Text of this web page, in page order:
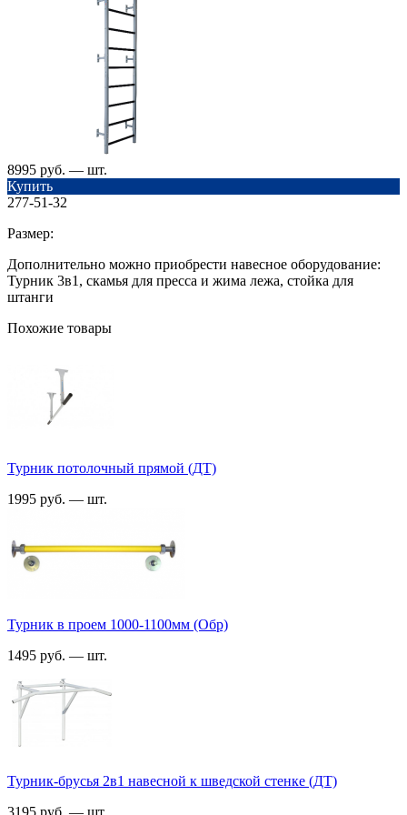
8995 руб. — шт.
Купить
277-51-32
Размер:
Дополнительно можно приобрести навесное оборудование:
Турник 3в1, скамья для пресса и жима лежа, стойка для
штанги
Похожие товары
Турник потолочный прямой (ДТ)
1995 руб. — шт.
Турник в проем 1000-1100мм (Обр)
1495 руб. — шт.
Турник-брусья 2в1 навесной к шведской стенке (ДТ)
3195 руб. — шт.